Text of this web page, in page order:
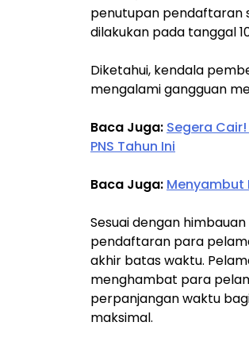
penutupan pendaftaran
dilakukan pada tanggal
Diketahui, kendala
mengalami gangguan
Baca Juga: Segera
PNS Tahun Ini
Baca Juga: Menyambut
Sesuai dengan
pendaftaran para
akhir batas waktu.
menghambat para
perpanjangan waktu
maksimal.